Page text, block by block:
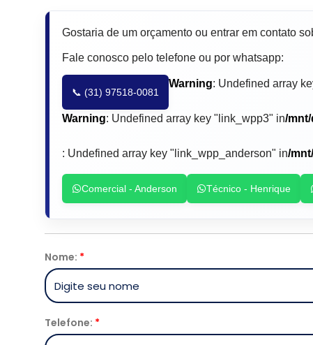
Gostaria de um orçamento ou entrar em contato
Fale conosco pelo telefone ou por whatsapp:
📞 (31) 97518-0081
Warning: Undefined array
Warning: Undefined array key "link_wpp3" in/
: Undefined array key "link_wpp_anderson" in/
Comercial - Anderson Técnico - Henrique
Nome: *
Telefone: *